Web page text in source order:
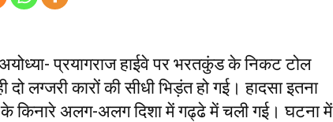
प्रयागराज हाईवे पर भरतकुंड के निकट टोल
दो लग्जरी कारों की सीधी भिड़ंत हो गई। हादसा इतना
के किनारे अलग-अलग दिशा में गढ्ढे में चली गई। घटना में